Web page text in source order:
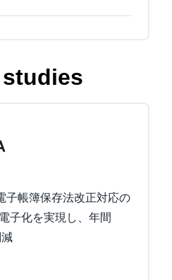
子帳簿保存法改正対応の
子化を実現し、年間